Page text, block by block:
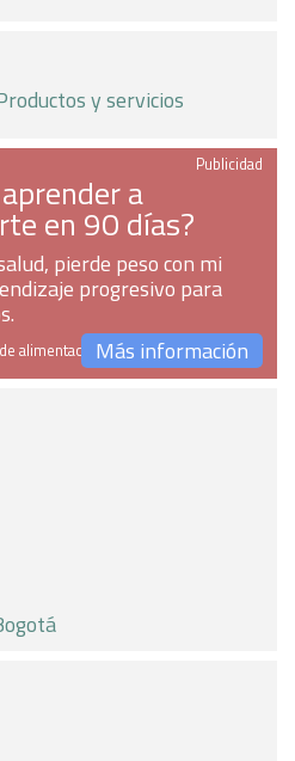
y servicios
Publicidad
a
en 90 días?
pierde peso con mi
progresivo para
alimentaciónMás información